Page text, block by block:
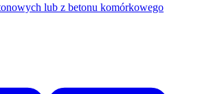
lub z betonu komórkowego